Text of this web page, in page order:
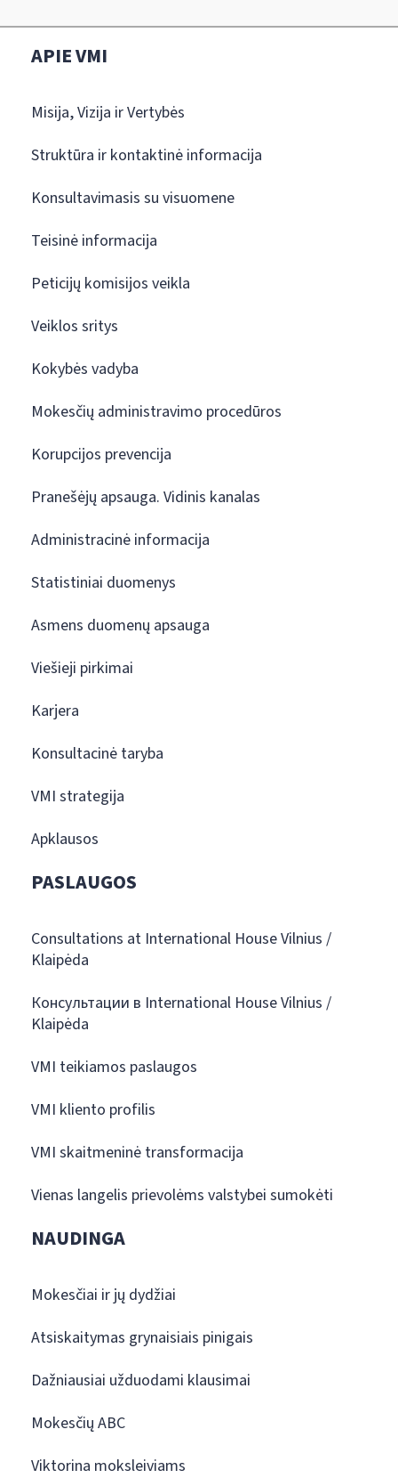
APIE VMI
Misija, Vizija ir Vertybės
Struktūra ir kontaktinė informacija
Konsultavimasis su visuomene
Teisinė informacija
Peticijų komisijos veikla
Veiklos sritys
Kokybės vadyba
Mokesčių administravimo procedūros
Korupcijos prevencija
Pranešėjų apsauga. Vidinis kanalas
Administracinė informacija
Statistiniai duomenys
Asmens duomenų apsauga
Viešieji pirkimai
Karjera
Konsultacinė taryba
VMI strategija
Apklausos
PASLAUGOS
Consultations at International House Vilnius /
Klaipėda
Консультации в International House Vilnius /
Klaipėda
VMI teikiamos paslaugos
VMI kliento profilis
VMI skaitmeninė transformacija
Vienas langelis prievolėms valstybei sumokėti
NAUDINGA
Mokesčiai ir jų dydžiai
Atsiskaitymas grynaisiais pinigais
Dažniausiai užduodami klausimai
Mokesčių ABC
Viktorina moksleiviams